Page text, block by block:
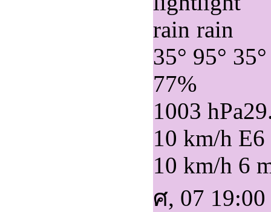
35° 95° 35°
77%
1003 hPa
10 km/h E6
10 km/h 6
ศ, 07 19:00